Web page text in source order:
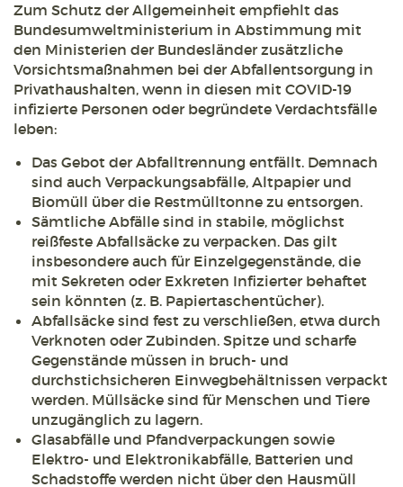
Zum Schutz der Allgemeinheit empfiehlt das
Bundesumweltministerium in Abstimmung mit
den Ministerien der Bundesländer zusätzliche
Vorsichtsmaßnahmen bei der Abfallentsorgung in
Privathaushalten, wenn in diesen mit COVID-19
infizierte Personen oder begründete Verdachtsfälle
leben:
Das Gebot der Abfalltrennung entfällt. Demnach
sind auch Verpackungsabfälle, Altpapier und
Biomüll über die Restmülltonne zu entsorgen.
Sämtliche Abfälle sind in stabile, möglichst
reißfeste Abfallsäcke zu verpacken. Das gilt
insbesondere auch für Einzelgegenstände, die
mit Sekreten oder Exkreten Infizierter behaftet
sein könnten (z. B. Papiertaschentücher).
Abfallsäcke sind fest zu verschließen, etwa durch
Verknoten oder Zubinden. Spitze und scharfe
Gegenstände müssen in bruch- und
durchstichsicheren Einwegbehältnissen verpackt
werden. Müllsäcke sind für Menschen und Tiere
unzugänglich zu lagern.
Glasabfälle und Pfandverpackungen sowie
Elektro- und Elektronikabfälle, Batterien und
Schadstoffe werden nicht über den Hausmüll